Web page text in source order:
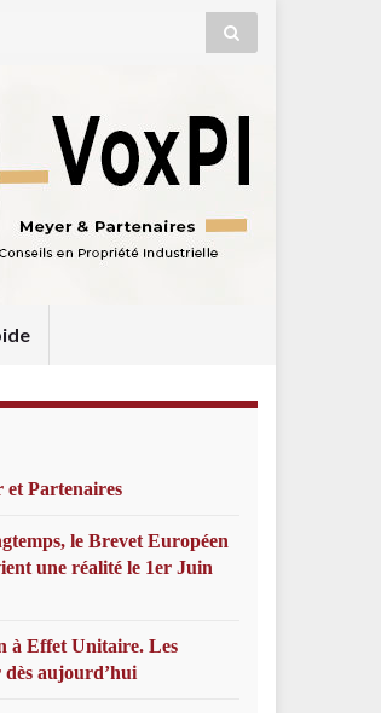
et Partenaires
le Brevet Européen
une réalité le 1er Juin
à Effet Unitaire. Les
dès aujourd’hui